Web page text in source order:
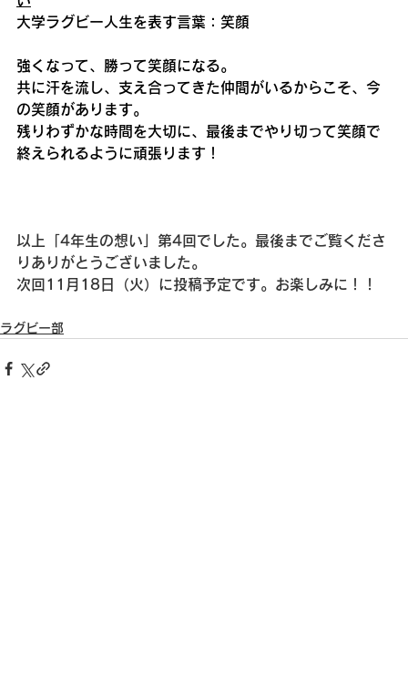
大学ラグビー人生を表す言葉：笑顔
強くなって、勝って笑顔になる。
共に汗を流し、支え合ってきた仲間がいるからこそ、今
の笑顔があります。
残りわずかな時間を大切に、最後までやり切って笑顔で
終えられるように頑張ります！
以上「4年生の想い」第4回でした。最後までご覧くださ
りありがとうございました。
次回11月18日（火）に投稿予定です。お楽しみに！！
ラグビー部